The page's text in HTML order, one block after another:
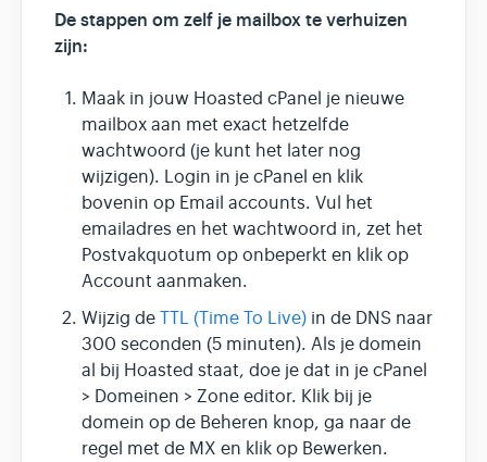
De stappen om zelf je mailbox te verhuizen
zijn:
Maak in jouw Hoasted cPanel je nieuwe
mailbox aan met exact hetzelfde
wachtwoord (je kunt het later nog
wijzigen). Login in je cPanel en klik
bovenin op Email accounts. Vul het
emailadres en het wachtwoord in, zet het
Postvakquotum op onbeperkt en klik op
Account aanmaken.
Wijzig de TTL (Time To Live) in de DNS naar
300 seconden (5 minuten). Als je domein
al bij Hoasted staat, doe je dat in je cPanel
> Domeinen > Zone editor. Klik bij je
domein op de Beheren knop, ga naar de
regel met de MX en klik op Bewerken.